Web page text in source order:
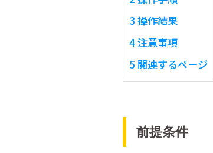
3 操作結果
4注意事項
5 関連するページ
前提条件